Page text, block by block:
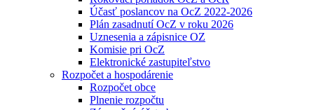
Účasť poslancov na OcZ 2022-2026
Plán zasadnutí OcZ v roku 2026
Uznesenia a zápisnice OZ
Komisie pri OcZ
Elektronické zastupiteľstvo
Rozpočet a hospodárenie
Rozpočet obce
Plnenie rozpočtu